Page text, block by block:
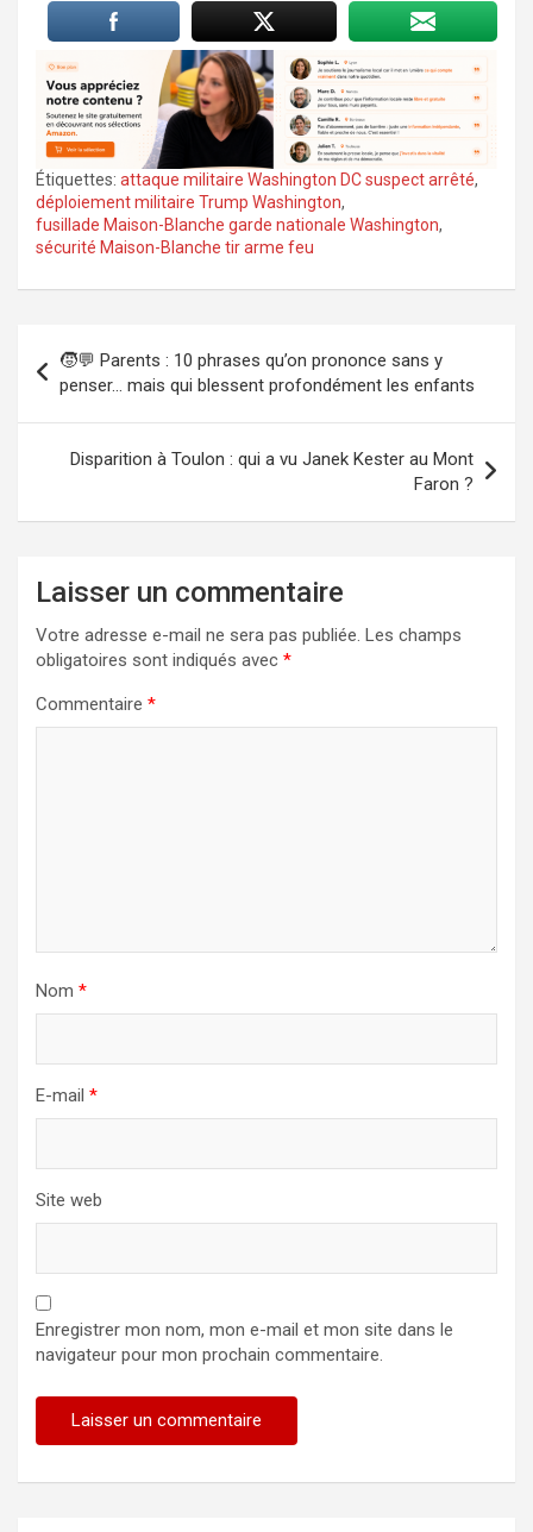
Étiquettes: attaque militaire Washington DC suspect arrêté,
déploiement militaire Trump Washington,
fusillade Maison-Blanche garde nationale Washington,
sécurité Maison-Blanche tir arme feu
de
l’article
🧒💬 Parents : 10 phrases qu’on prononce sans y
penser… mais qui blessent profondément les enfants
Disparition à Toulon : qui a vu Janek Kester au Mont
Faron ?
Laisser un commentaire
Votre adresse e-mail ne sera pas publiée. Les champs
obligatoires sont indiqués avec *
Commentaire *
Nom *
E-mail *
Site web
Enregistrer mon nom, mon e-mail et mon site dans le
navigateur pour mon prochain commentaire.